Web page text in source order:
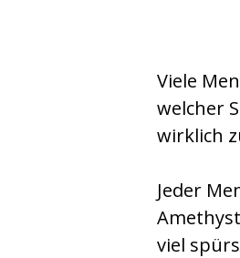
Viele
welcher
wirklich
Jeder
viel